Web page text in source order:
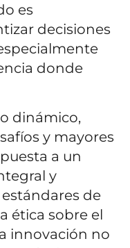
es
decisiones
donde
dinámico,
y mayores
a un
y
de
ética sobre el
innovación no